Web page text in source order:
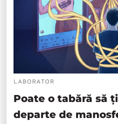
LABORATOR
Poate o tabără să
departe de